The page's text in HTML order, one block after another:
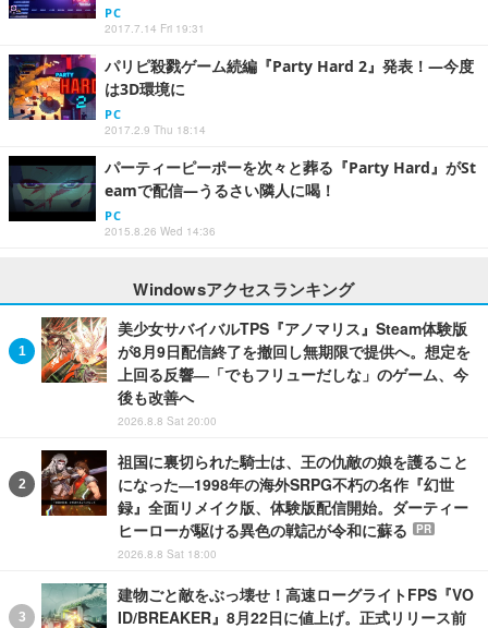
PC
2017.7.14 Fri 19:31
パリピ殺戮ゲーム続編『Party Hard 2』発表！―今度
は3D環境に
PC
2017.2.9 Thu 18:14
パーティーピーポーを次々と葬る『Party Hard』がSt
eamで配信―うるさい隣人に喝！
PC
2015.8.26 Wed 14:36
Windowsアクセスランキング
美少女サバイバルTPS『アノマリス』Steam体験版
が8月9日配信終了を撤回し無期限で提供へ。想定を
上回る反響―「でもフリューだしな」のゲーム、今
後も改善へ
2026.8.8 Sat 20:00
祖国に裏切られた騎士は、王の仇敵の娘を護ること
になった―1998年の海外SRPG不朽の名作『幻世
録』全面リメイク版、体験版配信開始。ダーティー
ヒーローが駆ける異色の戦記が令和に蘇る
PR
2026.8.8 Sat 18:00
建物ごと敵をぶっ壊せ！高速ローグライトFPS『VO
ID/BREAKER』8月22日に値上げ。正式リリース前